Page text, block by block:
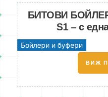
Бойлери и буфери
БИТОВИ
S1 – с
ВИЖ